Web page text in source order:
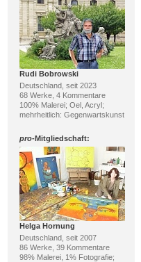
Rudi Bobrowski
Deutschland, seit 2023
68 Werke, 4 Kommentare
100% Malerei; Oel, Acryl;
mehrheitlich: Gegenwartskunst
pro-Mitgliedschaft:
Helga Hornung
Deutschland, seit 2007
86 Werke, 39 Kommentare
98% Malerei, 1% Fotografie;